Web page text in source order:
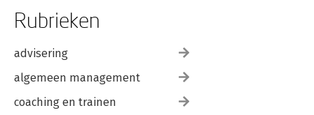
Rubrieken
advisering
algemeen management
coaching en trainen